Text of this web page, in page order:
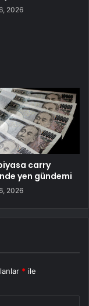
2026
carry
yen gündemi
2026
* ile